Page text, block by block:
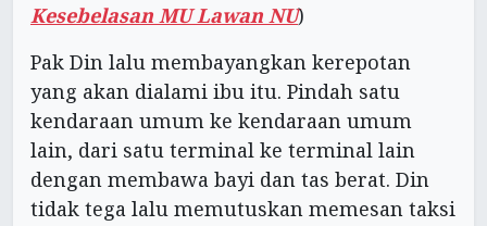
Kesebelasan MU Lawan NU)
Pak Din lalu membayangkan kerepotan
yang akan dialami ibu itu. Pindah satu
kendaraan umum ke kendaraan umum
lain, dari satu terminal ke terminal lain
dengan membawa bayi dan tas berat. Din
tidak tega lalu memutuskan memesan taksi